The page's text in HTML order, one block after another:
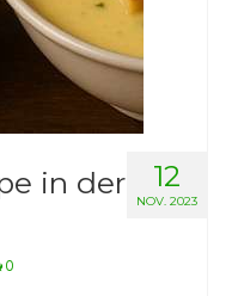
12
NOV. 2023
in der
0